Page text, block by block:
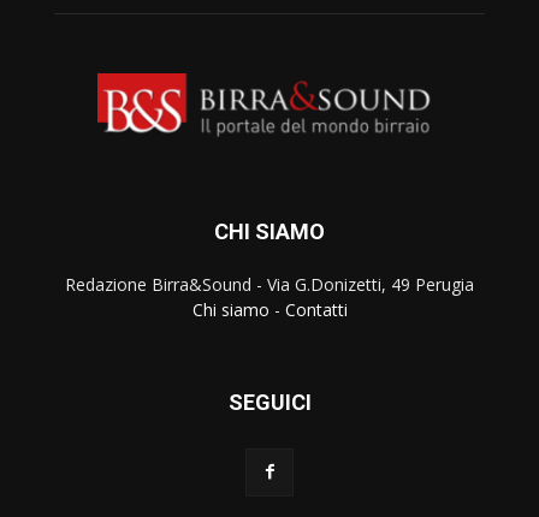
CHI SIAMO
Redazione Birra&Sound - Via G.Donizetti, 49 Perugia
Chi siamo - Contatti
SEGUICI